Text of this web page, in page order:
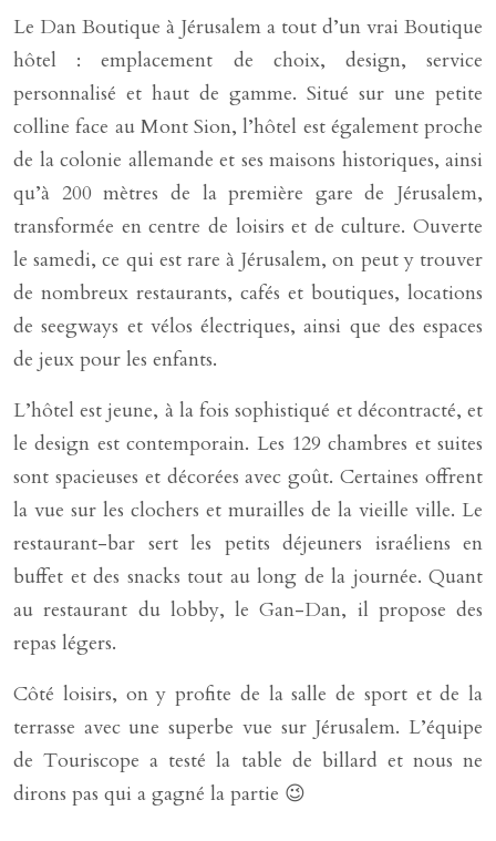
Le Dan Boutique à Jérusalem a tout d’un vrai Boutique
hôtel : emplacement de choix, design, service
personnalisé et haut de gamme. Situé sur une petite
colline face au Mont Sion, l’hôtel est également proche
de la colonie allemande et ses maisons historiques, ainsi
qu’à 200 mètres de la première gare de Jérusalem,
transformée en centre de loisirs et de culture. Ouverte
le samedi, ce qui est rare à Jérusalem, on peut y trouver
de nombreux restaurants, cafés et boutiques, locations
de seegways et vélos électriques, ainsi que des espaces
de jeux pour les enfants.
L’hôtel est jeune, à la fois sophistiqué et décontracté, et
le design est contemporain. Les 129 chambres et suites
sont spacieuses et décorées avec goût. Certaines offrent
la vue sur les clochers et murailles de la vieille ville. Le
restaurant-bar sert les petits déjeuners israéliens en
buffet et des snacks tout au long de la journée. Quant
au restaurant du lobby, le Gan-Dan, il propose des
repas légers.
Côté loisirs, on y profite de la salle de sport et de la
terrasse avec une superbe vue sur Jérusalem. L’équipe
de Touriscope a testé la table de billard et nous ne
dirons pas qui a gagné la partie 😉